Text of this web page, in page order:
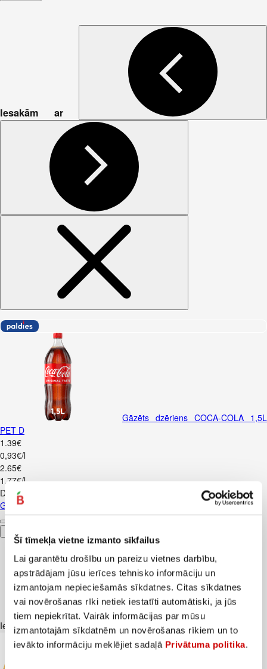
Šī tīmekļa vietne izmanto sīkfailus
Lai garantētu drošību un pareizu vietnes darbību,
apstrādājam jūsu ierīces tehnisko informāciju un
izmantojam nepieciešamās sīkdatnes. Citas sīkdatnes
vai novērošanas rīki netiek iestatīti automātiski, ja jūs
tiem nepiekrītat. Vairāk informācijas par mūsu
izmantotajām sīkdatnēm un novērošanas rīkiem un to
ievākto informāciju meklējiet sadaļā Privātuma politika.
Iesakām ar
Gāzēts dzēriens COCA-COLA 1,5L
PET D
1 .39€
0,93€/l
2.65€
1,77€/l
Depozīts
Gāzēts dzēriens COCA-COLA 1,5L PET D
Iesakām ar